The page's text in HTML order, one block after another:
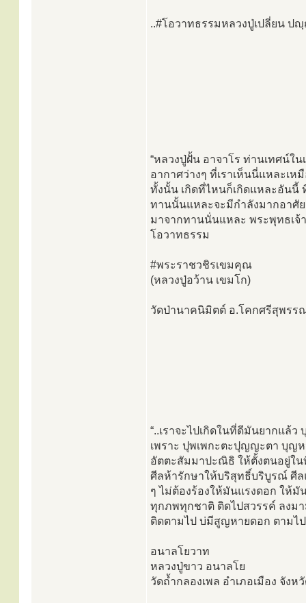
..#โอวาทธรรมหลวงปู่เปลี่ยน ป
“หลวงปู่ฝั้น อาจาโร ท่านเทศน์
อากาศว่างๆ ที่เราเห็นนี่แหละเ
ทั้งนั้น เกิดที่ไหนก็เกิดแหละอันนี้
ทานนั้นแหละจะมีกำลังมากอาศัย
มาจากทานนั่นแหละ พระพุทธเจ้
โอวาทธรรม
#พระราชวชิรเขมคุณ
(หลวงปู่อว้าน เขมโก)
วัดป่านาคนิมิตต์ อ.โคกศรีสุพรร
“..เราจะไปเกิดในที่ดีมันยากแล้ว
เพราะ ปุพเพกะตะปุญญะตา บุญ
อัตตะสัมมาปะณิธิ ให้ตั้งตนอยู่ใ
ศีลห้ารักษาให้บริสุทธิ์บริบูรณ์ ศี
ๆ ไม่ต้องร้องให้มันแรงดอก ให้
ทุกภพทุกชาติ ติดไปสวรรค์ ลงม
ติดตามไป บ่มีสูญหายดอก ตามไ
อนาลโยวาท
หลวงปู่ขาว อนาลโย
วัดถ้ำกลองเพล อำเภอเมือง จัง